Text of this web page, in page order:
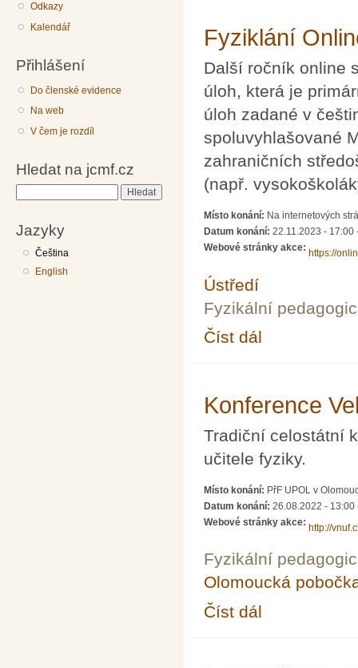
Odkazy
Kalendář
Přihlášení
Do členské evidence
Na web
V čem je rozdíl
Hledat na jcmf.cz
Jazyky
Čeština
English
Fyziklání
Další ročník online
úloh, která je
úloh zadané v
spoluvyhlašované
zahraničních
(např.
Místo konání: Na internetových
Datum konání: 22.11.2023 - 17:00
Webové stránky akce:
https://
Ústředí
Fyzikální
Číst dál
Konference
Tradiční celostátní
učitele fyziky.
Místo konání: PřF UPOL v
Datum konání: 26.08.2022 - 13:00
Webové stránky akce:
http://
Fyzikální
Olomoucká
Číst dál